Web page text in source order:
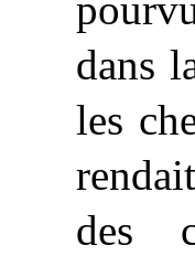
dans
les
des